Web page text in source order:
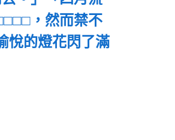
，然而禁不
悅的燈花閃了滿